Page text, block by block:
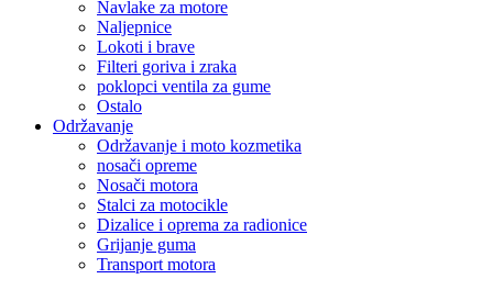
Navlake za motore
Naljepnice
Lokoti i brave
Filteri goriva i zraka
poklopci ventila za gume
Ostalo
Održavanje
Održavanje i moto kozmetika
nosači opreme
Nosači motora
Stalci za motocikle
Dizalice i oprema za radionice
Grijanje guma
Transport motora